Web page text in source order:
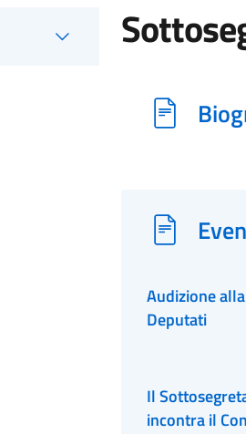
Audizione
Deputati
Il
incontra il